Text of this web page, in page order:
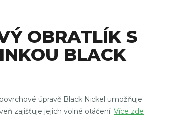
OBRATLÍK S
BLACK
úpravě Black Nickel umožňuje
zajišťuje jejich volné otáčení. Více zde